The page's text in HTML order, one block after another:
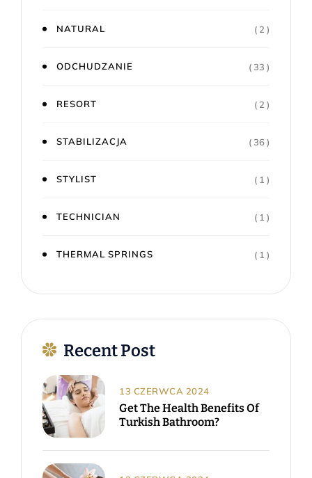
NATURAL ( 2 )
ODCHUDZANIE ( 33 )
RESORT ( 2 )
STABILIZACJA ( 36 )
STYLIST ( 1 )
TECHNICIAN ( 1 )
THERMAL SPRINGS ( 1 )
Recent Post
Get The Health Benefits Of
Turkish Bathroom?
13 CZERWCA 2024